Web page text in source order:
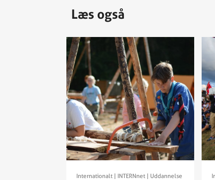
Læs også
Internationalt INTERNnet
Uddannelse